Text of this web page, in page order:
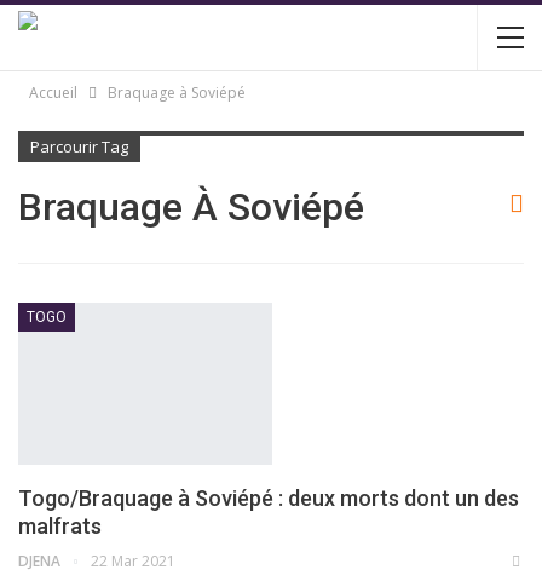
Accueil Braquage à Soviépé
Parcourir Tag
Braquage À Soviépé
TOGO
Togo/Braquage à Soviépé : deux morts dont un des
malfrats
DJENA 22 Mar 2021